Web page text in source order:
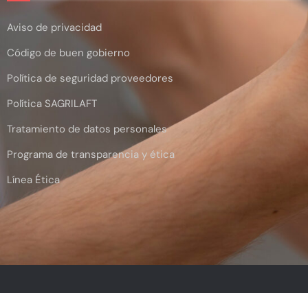
Aviso de privacidad
Código de buen gobierno
Política de seguridad proveedores
Política SAGRILAFT
Tratamiento de datos personales
Programa de transparencia y ética
Línea Ética